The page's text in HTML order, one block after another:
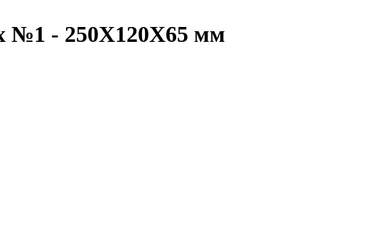
№1 - 250Х120Х65 мм